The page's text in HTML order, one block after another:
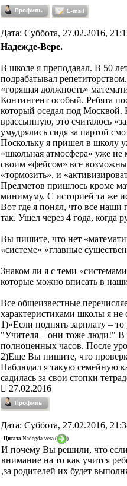
Дата: Суббота, 27.02.2016,
Надежде-Вере.
В школе я преподавал. В 50
подрабатывал
«горящая должность»
Контингент особый. Ребята
который оседал под Москвой.
врассыпную, это считалось
умудрялись сидя за партой
Поскольку я пришел в школу
«школьная атмосфера» уже
своим «фейсом» все
«тормозить», и
Предметов пришлось кроме
минимуму. С историей та же
Вот где я понял, что все
так. Ушел через 4 года, когда
Вы пишите, что нет
«системе» «главные
Знаком ли я с теми
которые можно вписать в
Все общеизвестные
характеристиками школы я не
1)»Если поднять зарплату –
"Учителя – они тоже люди!" В
полноценных часов. После
2)Еще Вы пишите, что
Наблюдал я такую семейную
садилась за свои стопки
27.02.2016
Дата: Суббота, 27.02.2016,
Цитата Nadegda-vera ( )
И почему Вы решили, что
внимание на то как учится
,за родителей их будет